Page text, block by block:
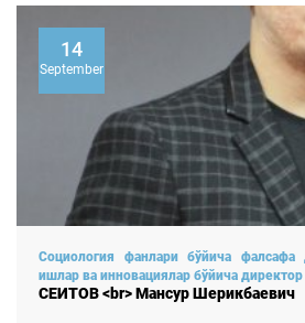
14
September
Социология фанлари бўйича
ишлар ва инновациялар бўйича
СЕИТОВ <br> Мансур Шерикбаевич